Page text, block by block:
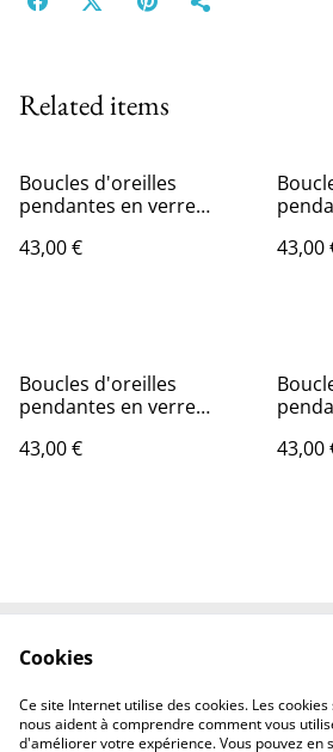
Related items
Boucles d'oreilles
pendantes en verre
43,00 € 43,00
Boucles d'oreilles
pendantes en verre
turquoise.
43,00 € 43,00
Politique de
confidentialité
Cookies
Ce site Internet utilise des cookies. Les
nous aident à comprendre comment vous
d'améliorer votre expérience. Vous pouvez en